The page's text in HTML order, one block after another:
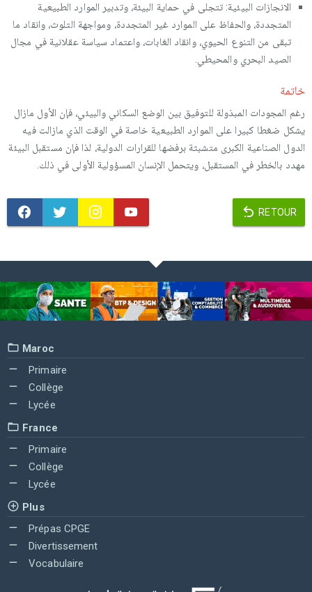
الانجازات البيئية: تتجلى في حماية البيئة، وتدبير الموارد الطبيعية
المتجددة، والحفاظ على الموارد غير المتجددة، ومواجهة التلوث، وانقاد ما
تبقى من التنوع الحيوي، وانقاد الغابات، واعتماد سياسة عقلانية في مجال
الصيد البحري والمحيطي.
خاتمة
رغم المجودات المبذولة للتوفيق بين الوضع السكاني والبيئي، فإن الأول مازال
يشكل ضغطا كبيرا على الموارد الطبيعية خاصة في الوقت الذي مازالت فيه
الدول الصناعية الكبرى متشبثة برفضها للقرارات الدولية، لذا فإن مستقبل البيئة
مهدد بالخطر في المستقبل، ويتحمل الإنسان المسؤولية الأولى في ذلك.
RETOUR
Maroc
Primaire
Collège
Lycée
France
Primaire
Collège
Lycée
Plus
Prépas CPGE
Divertissement
Vocabulaire